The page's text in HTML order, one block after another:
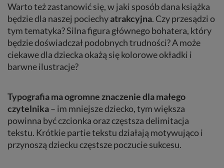
Warto też zastanowić się, w jaki sposób dana książka
będzie dla naszej pociechyatrakcyjna. Czy przesądzi o
tym tematyka? Silna figura głównego bohatera, który
będzie doświadczał podobnych trudności? A może
ciekawe dla dziecka okażą się kolorowe okładki i
barwne ilustracje?
Typografia ma ogromne znaczenie dla małego
czytelnika– im mniejsze dziecko, tym większa
powinna być czcionka oraz częstsza delimitacja
tekstu. Krótkie partie tekstu działają motywująco i
przynoszą dziecku częstsze poczucie sukcesu.